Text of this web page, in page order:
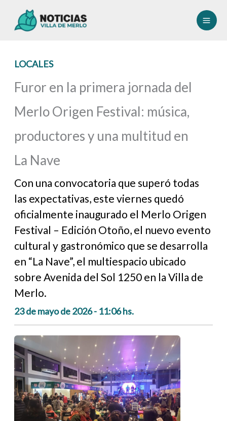
LOCALES
Furor en la primera jornada del
Merlo Origen Festival: música,
productores y una multitud en
La Nave
Con una convocatoria que superó todas
las expectativas, este viernes quedó
oficialmente inaugurado el Merlo Origen
Festival – Edición Otoño, el nuevo evento
cultural y gastronómico que se desarrolla
en “La Nave”, el multiespacio ubicado
sobre Avenida del Sol 1250 en la Villa de
Merlo.
23 de mayo de 2026 - 11:06 hs.